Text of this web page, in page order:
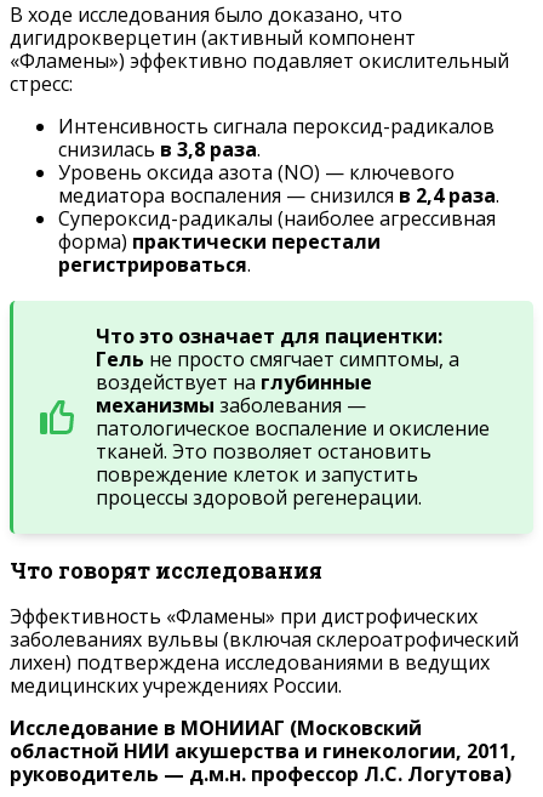
В ходе исследования было доказано, что
дигидрокверцетин (активный компонент
«Фламены») эффективно подавляет окислительный
стресс:
Интенсивность сигнала пероксид-радикалов
снизилась в 3,8 раза.
Уровень оксида азота (NO) — ключевого
медиатора воспаления — снизился в 2,4 раза.
Супероксид-радикалы (наиболее агрессивная
форма) практически перестали
регистрироваться.
Что это означает для пациентки:
Гель не просто смягчает симптомы, а
воздействует на глубинные
механизмы заболевания —
патологическое воспаление и окисление
тканей. Это позволяет остановить
повреждение клеток и запустить
процессы здоровой регенерации.
Что говорят исследования
Эффективность «Фламены» при дистрофических
заболеваниях вульвы (включая склероатрофический
лихен) подтверждена исследованиями в ведущих
медицинских учреждениях России.
Исследование в МОНИИАГ (Московский
областной НИИ акушерства и гинекологии, 2011,
руководитель — д.м.н. профессор Л.С. Логутова)